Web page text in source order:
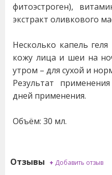
фитоэстроген),
экстракт оливкового
Несколько капель
кожу лица и шеи на
утром – для сухой и
Результат
дней применения.
Объём: 30 мл.
Отзывы + Добавить отзыв